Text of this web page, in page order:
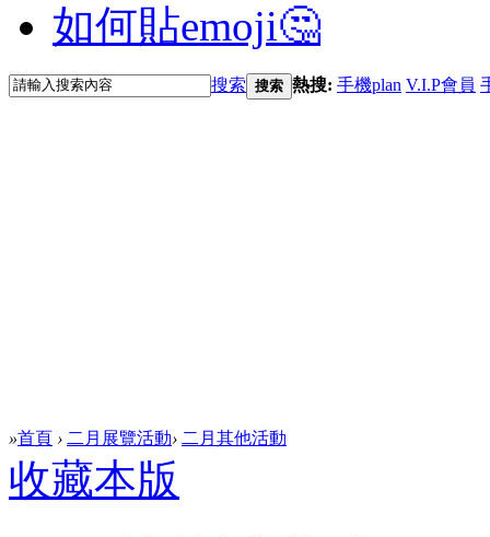
如何貼emoji🤔
搜索 搜索 熱搜: 手機plan V.I.P會員
»首頁 › 二月展覽活動› 二月其他活動
收藏本版